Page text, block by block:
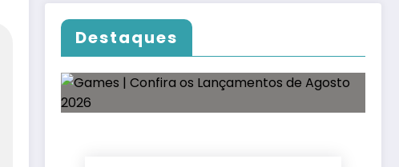
Destaques